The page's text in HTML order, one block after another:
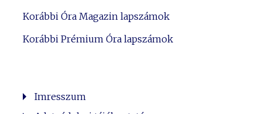
Korábbi Óra Magazin lapszámok
Korábbi Prémium Óra lapszámok
Imresszum